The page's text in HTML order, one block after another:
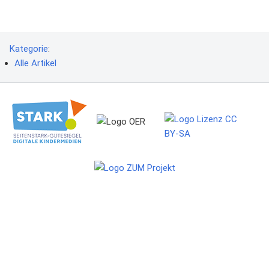
Kategorie:
Alle Artikel